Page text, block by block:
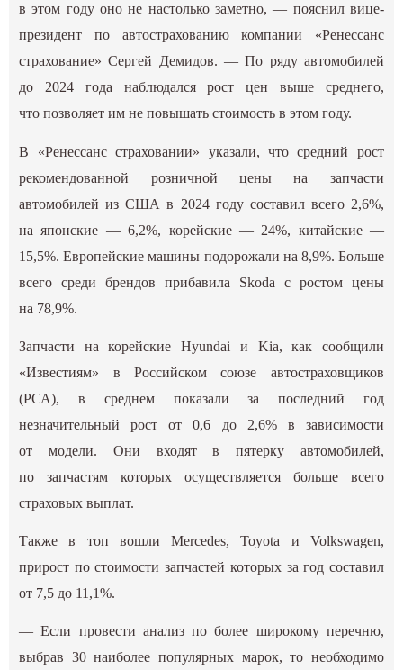
в этом году оно не настолько заметно, — пояснил вице-
президент по автострахованию компании «Ренессанс
страхование» Сергей Демидов. — По ряду автомобилей
до 2024 года наблюдался рост цен выше среднего,
что позволяет им не повышать стоимость в этом году.
В «Ренессанс страховании» указали, что средний рост
рекомендованной розничной цены на запчасти
автомобилей из США в 2024 году составил всего 2,6%,
на японские — 6,2%, корейские — 24%, китайские —
15,5%. Европейские машины подорожали на 8,9%. Больше
всего среди брендов прибавила Skoda с ростом цены
на 78,9%.
Запчасти на корейские Hyundai и Kia, как сообщили
«Известиям» в Российском союзе автостраховщиков
(РСА), в среднем показали за последний год
незначительный рост от 0,6 до 2,6% в зависимости
от модели. Они входят в пятерку автомобилей,
по запчастям которых осуществляется больше всего
страховых выплат.
Также в топ вошли Mercedes, Toyota и Volkswagen,
прирост по стоимости запчастей которых за год составил
от 7,5 до 11,1%.
— Если провести анализ по более широкому перечню,
выбрав 30 наиболее популярных марок, то необходимо